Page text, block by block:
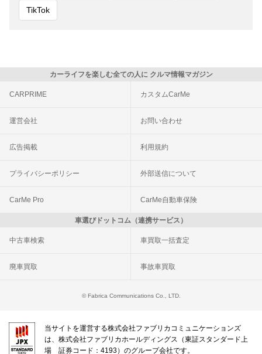
TikTok
カーライフを楽しむ全ての人に クルマ情報マガジン
CARPRIME カスタムCarMe
運営会社 お問い合わせ
広告掲載 利用規約
プライバシーポリシー 外部送信について
CarMe Pro CarMe自動車保険
車選びドットコム（連携サービス）
中古車検索 車買取一括査定
廃車買取 事故車買取
© Fabrica Communications Co., LTD.
当サイトを運営する株式会社ファブリカコミュニケーションズ
は、株式会社ファブリカホールディングス（東証スタンダード上
場 証券コード：4193）のグループ会社です。